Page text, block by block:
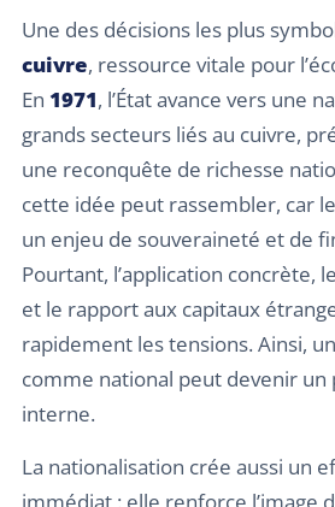
Une des décisions les plus
cuivre, ressource vitale pour
En 1971, l’État avance vers une
grands secteurs liés au cuivre,
une reconquête de richesse
cette idée peut rassembler, car
un enjeu de souveraineté et de
Pourtant, l’application concrète,
et le rapport aux capitaux
rapidement les tensions. Ainsi,
comme national peut devenir
interne.
La nationalisation crée aussi un
immédiat : elle renforce l’image